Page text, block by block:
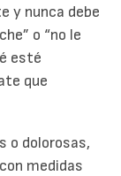
y nunca debe
o “no le
esté
que
o dolorosas,
medidas